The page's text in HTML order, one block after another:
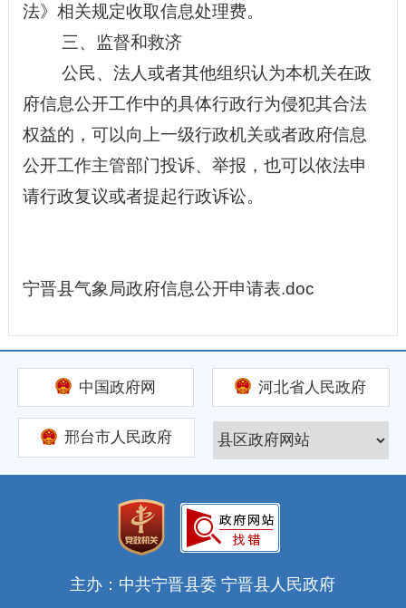
法》相关规定收取信息处理费。
三、监督和救济
公民、法人或者其他组织认为本机关在政
府信息公开工作中的具体行政行为侵犯其合法
权益的，可以向上一级行政机关或者政府信息
公开工作主管部门投诉、举报，也可以依法申
请行政复议或者提起行政诉讼。
宁晋县气象局政府信息公开申请表.doc
中国政府网 河北省人民政府
邢台市人民政府
主办：中共宁晋县委 宁晋县人民政府